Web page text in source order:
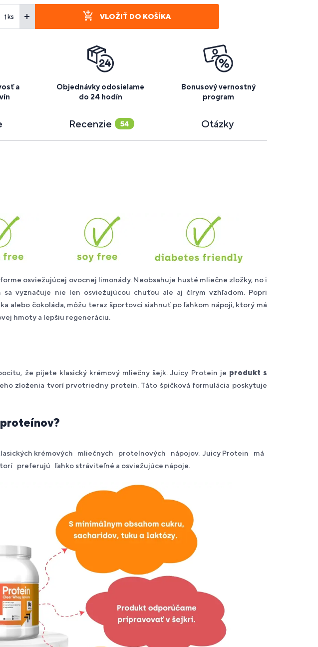
ks VLOŽIŤ DO KOŠÍKA
a
Objednávky odosielame
do 24 hodín
Bonusový vernostný
program
Recenzie 54 Otázky
osviežujúcej ovocnej limonády. Neobsahuje husté mliečne zložky, no i
vyznačuje nie len osviežujúcou chuťou ale aj čírym vzhľadom. Popri
alebo čokoláda, môžu teraz športovci siahnuť po ľahkom nápoji, ktorý má
hmoty a lepšiu regeneráciu.
že pijete klasický krémový mliečny šejk. Juicy Protein je produkt s
zloženia tvorí prvotriedny proteín. Táto špičková formulácia poskytuje
krémových mliečnych proteínových nápojov. Juicy Protein má
preferujú ľahko stráviteľné a osviežujúce nápoje.